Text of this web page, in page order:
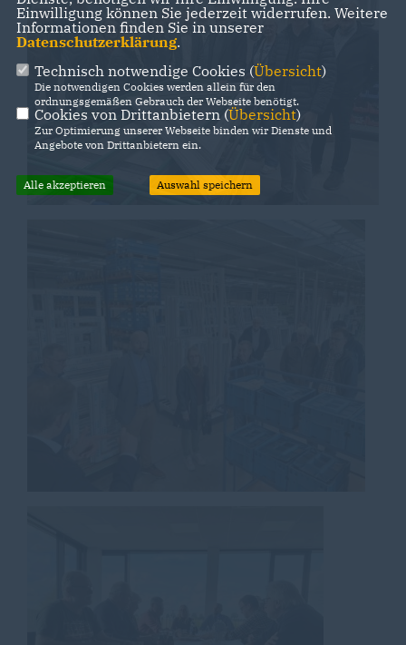
Einwilligung können Sie jederzeit widerrufen. Weitere
Informationen finden Sie in unserer
Datenschutzerklärung.
Technisch notwendige Cookies (Übersicht)
Die notwendigen Cookies werden allein für den
ordnungsgemäßen Gebrauch der Webseite benötigt.
Cookies von Drittanbietern (Übersicht)
Zur Optimierung unserer Webseite binden wir Dienste und
Angebote von Drittanbietern ein.
Alle akzeptieren Auswahl speichern